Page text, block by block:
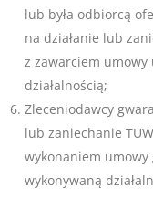
lub była odbiorcą
na działanie lub
z zawarciem
działalnością;
Zleceniodawcy
lub zaniechanie
wykonaniem
wykonywaną